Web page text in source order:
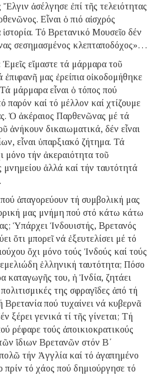
ἀσέλγησε ἐπί τῆς τελειότητας
Εἶναι ὁ πιό αἰσχρός
Τό Βρετανικό Μουσεῖο δέν
σεσημασμένος κλεπταποδόχος»…
εἴμαστε τά μάρμαρα τοῦ
μας ἐρείπια οἰκοδομήθηκε
μάρμαρα εἶναι ὁ τόπος πού
παρόν καί τό μέλλον καί χτίζουμε
Ὁ ἀκέραιος Παρθενῶνας μέ τά
ἀνήκουν δικαιωματικά, δέν εἶναι
εἶναι ὑπαρξιακό ζήτημα. Τά
μόνο τήν ἀκεραιότητα τοῦ
μνημείου ἀλλά καί τήν ταυτότητά
ἀπαγορεύουν τή συμβολική μας
μας μνήμη πού στό κάτω κάτω
Ὑπάρχει Ἰνδουιστής, Βρετανός
ὅτι μπορεῖ νά ἐξευτελίσει μέ τό
ὄχι μόνο τούς Ἰνδούς καί τούς
ἑλληνική ταυτότητα; Πόσο
καταγωγῆς του, ἡ Ἰνδία, ζητάει
της σφραγῖδες ἀπό τή
Βρετανία πού τυχαίνει νά κυβερνᾶ
ξέρει γενικά τί τῆς γίνεται; Τή
ρέφαρε τούς ἀποικιοκρατικούς
ἴδιων Βρετανῶν στόν Β΄
τήν Ἀγγλία καί τό ἀγαπημένο
πρίν τό χάος πού δημιούργησε τό